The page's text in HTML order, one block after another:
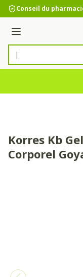
Aller au contenu
Conseil du
Menu
Rechercher
Korres Kb
Corporel